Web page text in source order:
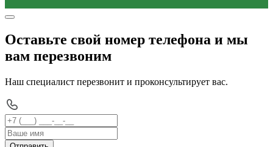
Оставьте свой номер телефона и мы
вам перезвоним
Наш специалист перезвонит и проконсультирует вас.